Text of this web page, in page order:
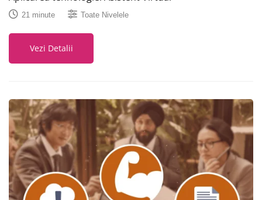
21 minute Toate Nivelele
Vezi Detalii